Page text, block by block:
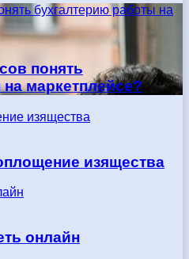
бухгалтерию работы на
понять
маркетплейсе?
изящества
изящества
онлайн